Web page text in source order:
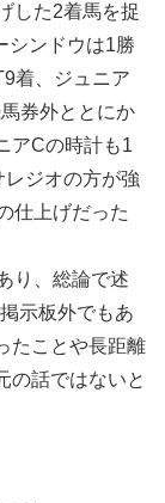
した2着馬を捉
シンドウは1勝
着、ジュニア
券外ととにか
アCの時計も1
ジオの方が強
仕上げだった
り、総論で述
示板外でもあ
たことや長距離
の話ではないと